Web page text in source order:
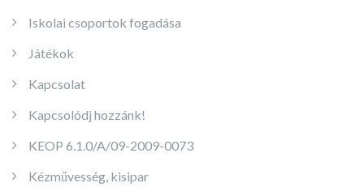
Iskolai csoportok fogadása
Játékok
Kapcsolat
Kapcsolódj hozzánk!
KEOP 6.1.0/A/09-2009-0073
Kézművesség, kisipar